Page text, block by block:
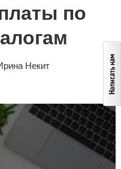
по
Некит